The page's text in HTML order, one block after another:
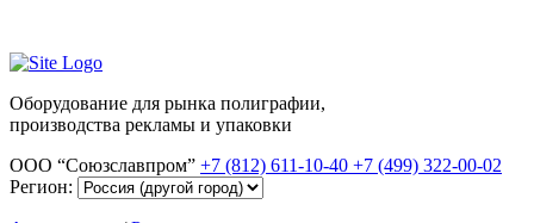
Оборудование для рынка полиграфии,
производства рекламы и упаковки
ООО “Союзславпром” +7 (812) 611-10-40 +7 (499) 322-00-02
Регион: